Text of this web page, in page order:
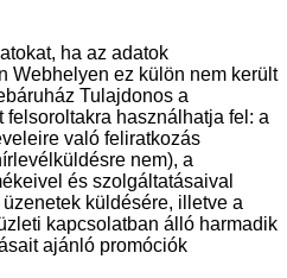
ha az adatok
Webhelyen ez külön nem került
Tulajdonos a
felsoroltakra használhatja fel: a
való feliratkozás
nem), a
és szolgáltatásaival
küldésére, illetve a
kapcsolatban álló harmadik
ajánló promóciók